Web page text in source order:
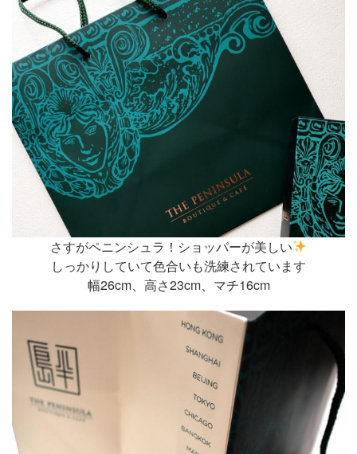
さすがペニンシュラ！ショッパーが美しい
しっかりしていて色合いも洗練されています
幅26cm、高さ23cm、マチ16cm